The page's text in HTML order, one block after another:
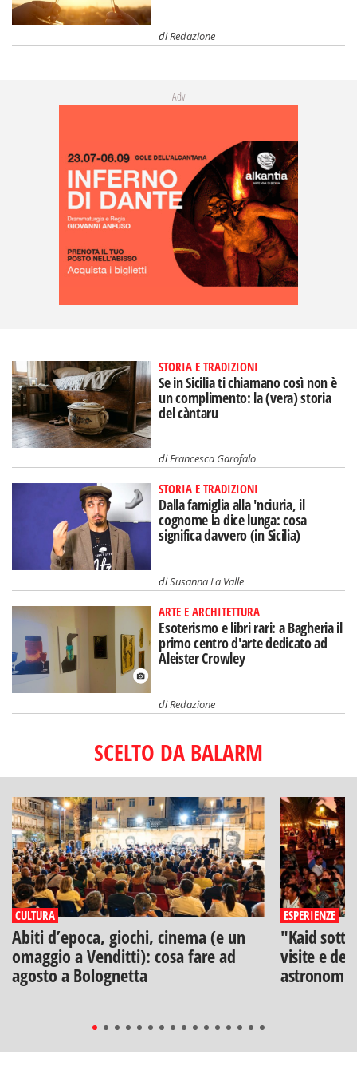
diRedazione
Adv
STORIA E TRADIZIONI
Se in Sicilia ti chiamano così non è
un complimento: la (vera) storia
del càntaru
diFrancesca Garofalo
STORIA E TRADIZIONI
Dalla famiglia alla 'nciuria, il
cognome la dice lunga: cosa
significa davvero (in Sicilia)
diSusanna La Valle
ARTE E ARCHITETTURA
Esoterismo e libri rari: a Bagheria il
primo centro d'arte dedicato ad
Aleister Crowley
diRedazione
SCELTO DA BALARM
CULTURA
Abiti d’epoca, giochi, cinema (e un
omaggio a Venditti): cosa fare ad
agosto a Bolognetta
ESPERIENZE
"Kaid
visite e
astronomia